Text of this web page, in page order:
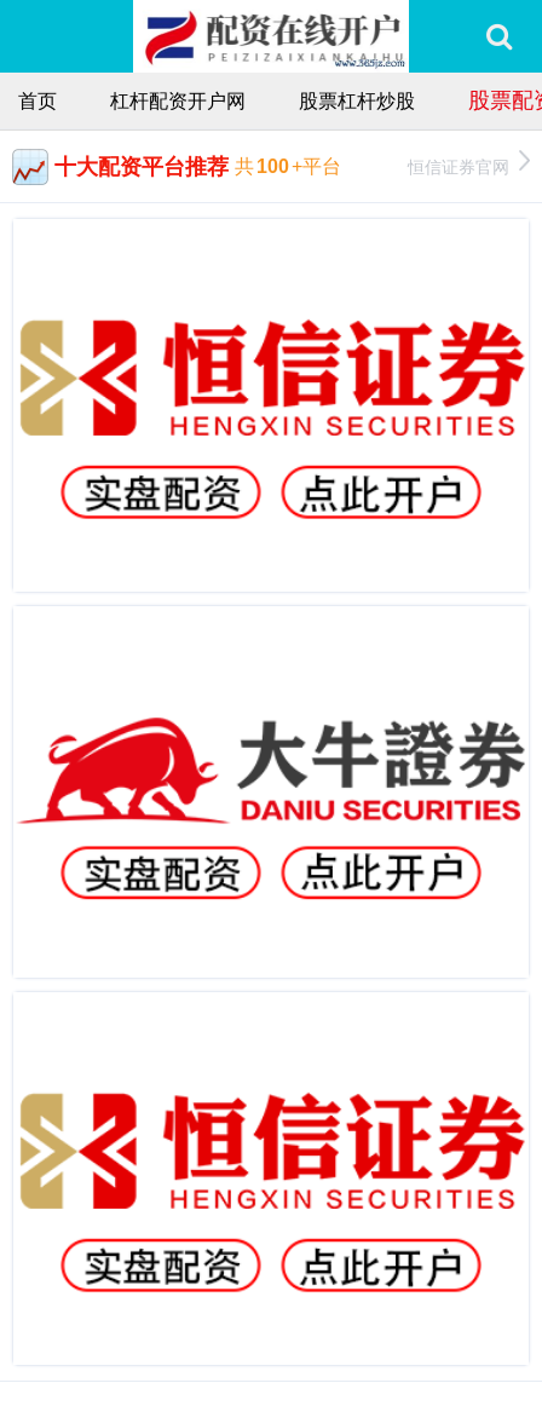
首页 杠杆配资开户网 股票杠杆炒股 股票配
十大配资平台推荐 共100+平台 恒信证券官网